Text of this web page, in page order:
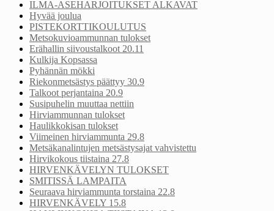
ILMA-ASEHARJOITUKSET ALKAVAT
Hyvää joulua
PISTEKORTTIKOULUTUS
Metsokuvioammunnan tulokset
Erähallin siivoustalkoot 20.11
Kulkija Kopsassa
Pyhännän mökki
Riekonmetsästys päättyy 30.9
Talkoot perjantaina 20.9
Susipuhelin muuttaa nettiin
Hirviammunnan tulokset
Haulikkokisan tulokset
Viimeinen hirviammunta 29.8
Metsäkanalintujen metsästysajat vahvistettu
Hirvikokous tiistaina 27.8
HIRVENKÄVELYN TULOKSET
SMITISSÄ LAMPAITA
Seuraava hirviammunta torstaina 22.8
HIRVENKÄVELY 15.8